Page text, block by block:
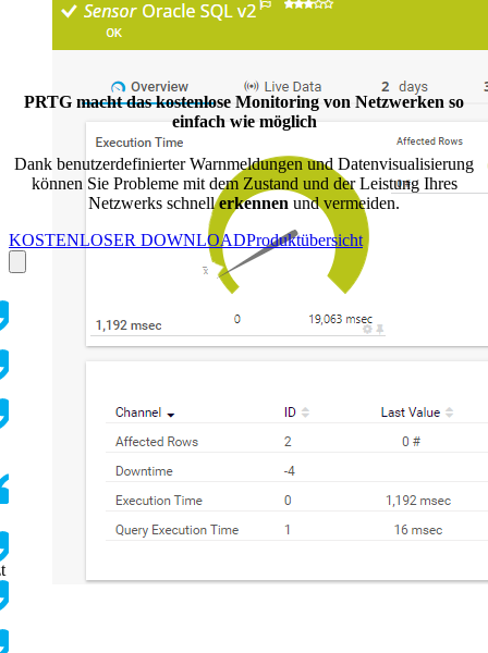
PRTG macht das kostenlose Monitoring von Netzwerken so
einfach wie möglich
Dank benutzerdefinierter Warnmeldungen und Datenvisualisierung
können Sie Probleme mit dem Zustand und der Leistung Ihres
Netzwerks schnellerkennen und vermeiden.
KOSTENLOSER DOWNLOADProduktübersicht